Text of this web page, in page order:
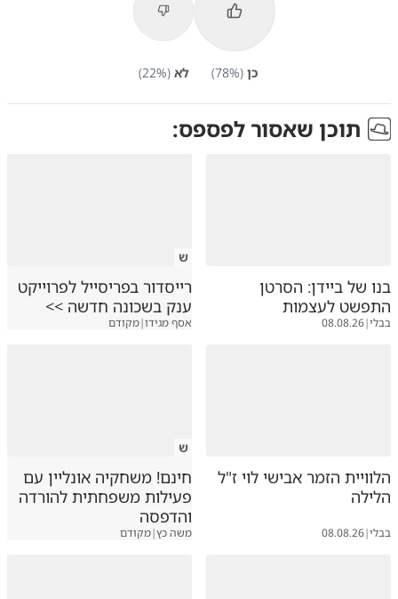
כן (
78%) לא (
22%)
תוכן שאסור לפספס:
בנו של ביידן: הסרטן
התפשט לעצמות
בבלי|
08.08.26
ש
רייסדור בפריסייל לפרוייקט
ענק בשכונה חדשה >>
אסף מגידו|מקודם
הלוויית הזמר אבישי לוי ז"ל
הלילה
בבלי|
08.08.26
ש
חינם! משחקיה אונליין עם
פעילות משפחתית להורדה
והדפסה
משה כץ|מקודם